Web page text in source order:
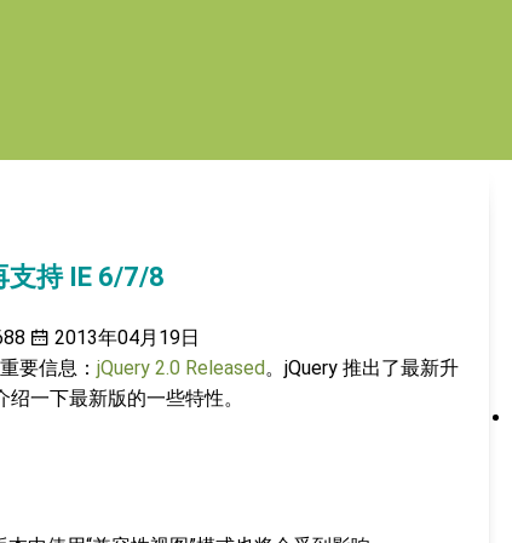
支持 IE 6/7/8
2013年04月19日
要信息： jQuery 2.0 Released。jQuery 推出了最新升
一下最新版的一些特性。